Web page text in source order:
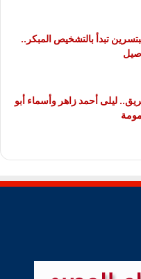
تبدأ بالتشخيص المبكر..
ليلى أحمد زاهر وأسماء أبو